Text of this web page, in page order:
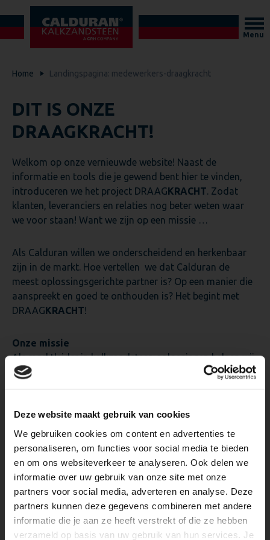
Deze website maakt gebruik van cookies
We gebruiken cookies om content en advertenties te
personaliseren, om functies voor social media te bieden
en om ons websiteverkeer te analyseren. Ook delen we
informatie over uw gebruik van onze site met onze
partners voor social media, adverteren en analyse. Deze
partners kunnen deze gegevens combineren met andere
informatie die je aan ze heeft verstrekt of die ze hebben
verzameld op basis van uw gebruik van hun services. Je
Menu
Home Landingspagina: medewerkers-draagkracht
DIT IS ONZE
DRAAGKRACHT!
Welkom op onze vernieuwde website! Naast de
informatie en tools die je gewend bent hier te vinden,
introduceren we het project DRAAGKRACHT. Zodat
klanten, leveranciers en relaties nog beter weten waar
we voor staan! Want we zijn op een missie …
Als Calduran willen we onderscheidend en herkenbaar
zijn in de markt. Hoe vertellen we dat Calduran de
meest oplossingsgerichte partner is? Op een manier die
aanspreekt en goed te onthouden is? Het begint met
DRAAGKRACHT!
Onze missie
Als marktleider in kalkzandsteen oplossingen helpen wij
onze klanten ‘torenhoge’ ambities te verwezenlijken.
Door altijd A-kwaliteit producten te leveren met
werkt vanuit een veilige omgeving met DRAAG
voor groei, innovatie en duurzaamheid.
Ons verhaal
Wij vertellen ons verhaal aan de hand van
DRAAGKRACHTen 8 pijlers. Zo zetten we Calduran in 1
klap neer als ‘ondersteunende partner in projecten’! Met
een knipoog naar onze constructieve producten.